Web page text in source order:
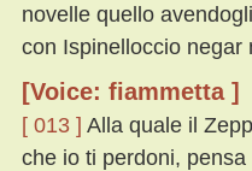
novelle quello
con Ispinelloccio negar
[Voice: fiammetta ]
[ 013 ] Alla quale il
che io ti perdoni,